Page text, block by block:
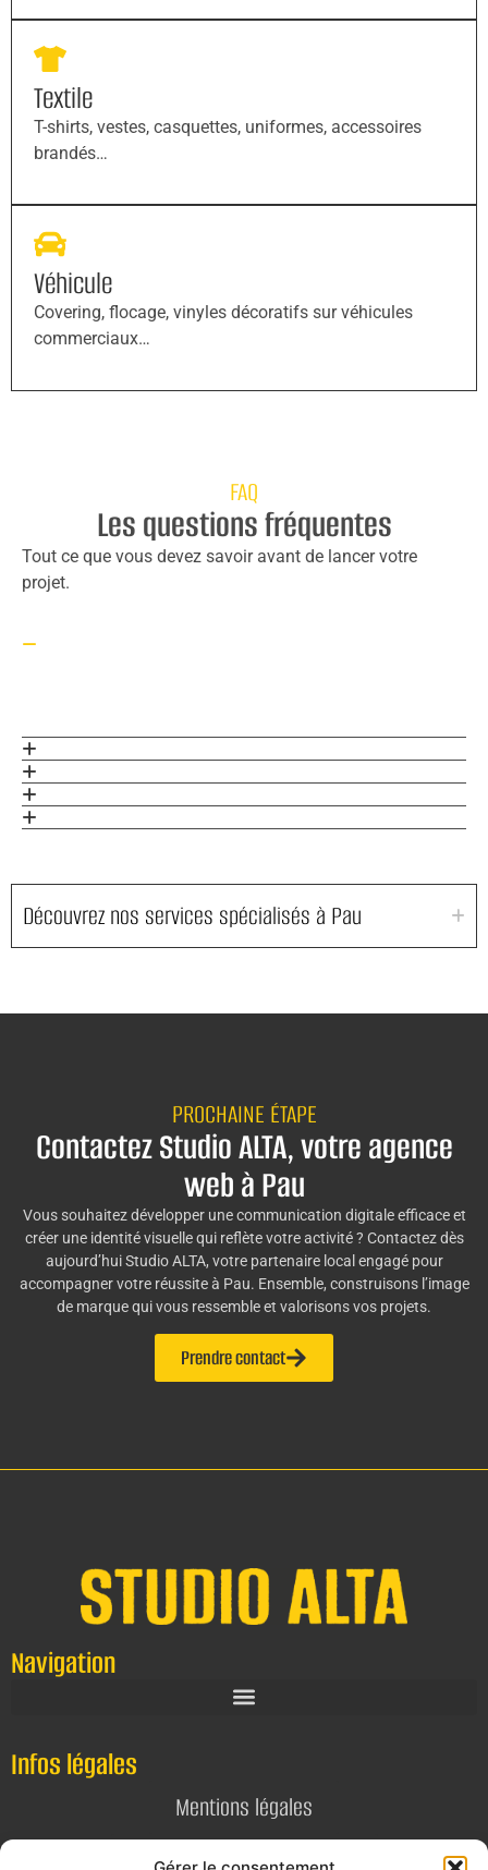
Textile
T-shirts, vestes, casquettes, uniformes, accessoires
brandés…
Véhicule
Covering, flocage, vinyles décoratifs sur véhicules
commerciaux…
FAQ
Les questions fréquentes
Tout ce que vous devez savoir avant de lancer votre
projet.
Découvrez nos services spécialisés à Pau
PROCHAINE ÉTAPE
Contactez Studio ALTA, votre agence
web à Pau
Vous souhaitez développer une communication digitale efficace et
créer une identité visuelle qui reflète votre activité ? Contactez dès
aujourd’hui Studio ALTA, votre partenaire local engagé pour
accompagner votre réussite à Pau. Ensemble, construisons l’image
de marque qui vous ressemble et valorisons vos projets.
Prendre contact
Navigation
Infos légales
Mentions légales
Politique de confidentialité